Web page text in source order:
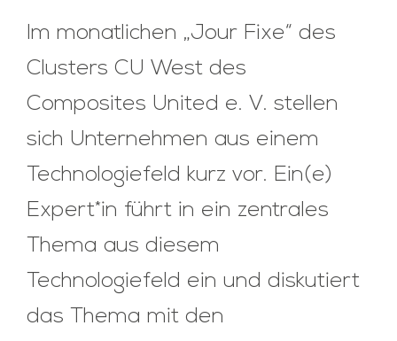
Im monatlichen „Jour Fixe“ des
Clusters CU West des
Composites United e. V. stellen
sich Unternehmen aus einem
Technologiefeld kurz vor. Ein(e)
Expert*in führt in ein zentrales
Thema aus diesem
Technologiefeld ein und diskutiert
das Thema mit den